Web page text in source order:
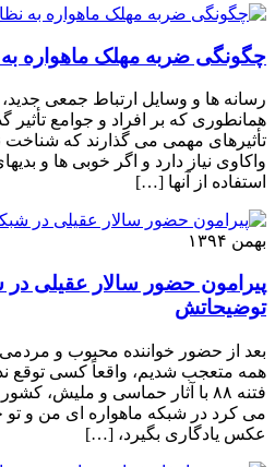
چگونگی ضربه مهلک ماهواره به
رسانه ها و وسایل ارتباط جمعی
همانطوری که بر افراد و جوامع تأثیر
تأثیرهای مهمی می گذارند که شناخت
واکاوی نیاز دارد و اگر خوبی ها و
استفاده از آنها […]
بهمن ۱۳۹۴
پیرامون حضور سالار عقیلی
توضیحاتش
بعد از حضور خواننده محبوب و
همه متعجب شدیم، واقعاً کسی توقع
فتنه ۸۸ با آثار حماسی و
می کرد در شبکه ماهواره ای من و تو
عکس یادگاری بگیرد، […]